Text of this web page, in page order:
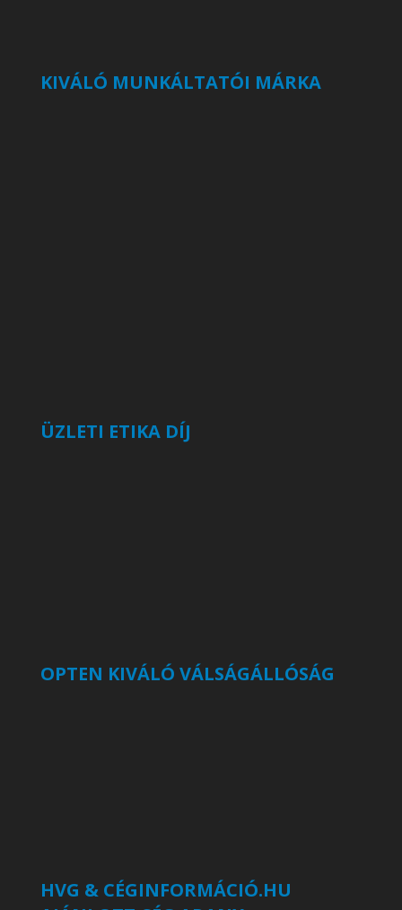
KIVÁLÓ MUNKÁLTATÓI MÁRKA
ÜZLETI ETIKA DÍJ
OPTEN KIVÁLÓ VÁLSÁGÁLLÓSÁG
HVG & CÉGINFORMÁCIÓ.HU